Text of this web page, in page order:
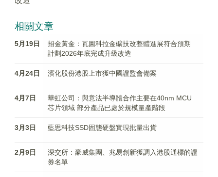
相關文章
5月19日
招金黃金：瓦圖科拉金礦技改整體進展符合預期
計劃2026年底完成升級改造
4月24日 濱化股份港股上市獲中國證監會備案
4月7日
華虹公司：與意法半導體合作主要在40nm MCU
芯片領域 部分產品已處於規模量產階段
3月3日 ​藍思科技SSD固態硬盤實現批量出貨
2月9日
深交所：豪威集團、兆易創新獲調入港股通標的證
券名單